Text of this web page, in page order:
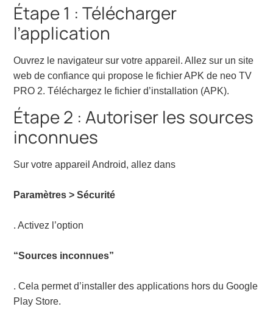
Étape 1 : Télécharger
l’application
Ouvrez le navigateur sur votre appareil. Allez sur un site
web de confiance qui propose le fichier APK de neo TV
PRO 2. Téléchargez le fichier d’installation (APK).
Étape 2 : Autoriser les sources
inconnues
Sur votre appareil Android, allez dans
Paramètres > Sécurité
. Activez l’option
“Sources inconnues”
. Cela permet d’installer des applications hors du Google
Play Store.